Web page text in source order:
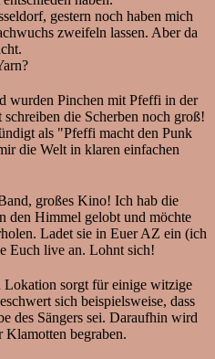
gestern noch haben mich
zweifeln lassen. Aber da
wurden Pinchen mit Pfeffi in der
die Scherben noch groß!
als "Pfeffi macht den Punk
die Welt in klaren einfachen
großes Kino! Ich hab die
den Himmel gelobt und möchte
Ladet sie in Euer AZ ein (ich
Euch live an. Lohnt sich!
sorgt für einige witzige
sich beispielsweise, dass
des Sängers sei. Daraufhin wird
Klamotten begraben.